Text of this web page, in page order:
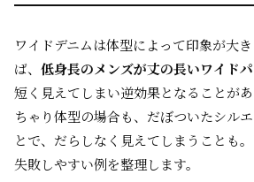
ワイドデニムは体型によって印象が大
ば、 低身長のメンズが丈の長いワイド
短く見えてしまい逆効果となることが
ちゃり体型の場合も、だぼついたシル
とで、だらしなく見えてしまうことも
失敗しやすい例を整理します。